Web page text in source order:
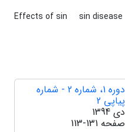
Effects of sin sin disease
دوره 1، شماره 2 - شماره
پیاپی 2
دی 1394
صفحه 113-131